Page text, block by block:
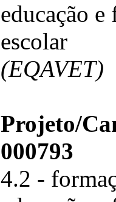
educação e
escolar
(EQAVET)
Projeto/
000793
4.2 -